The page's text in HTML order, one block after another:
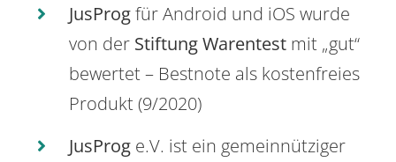
JusProgfür Android und iOS wurde
von der Stiftung Warentest mit „gut“
bewertet – Bestnote als kostenfreies
Produkt (9/2020)
JusProg e.V. ist ein gemeinnütziger